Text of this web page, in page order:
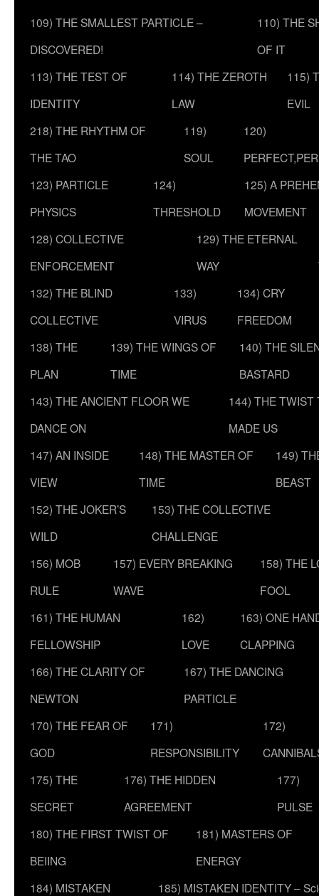
109) THE SMALLEST PARTICLE –
DISCOVERED!
110) THE
OF IT
113) THE TEST OF
IDENTITY
114) THE ZEROTH
LAW
115)
EVIL
218) THE RHYTHM OF
THE TAO
119)
SOUL
120)
123) PARTICLE
PHYSICS
124)
THRESHOLD
125) A
MOVEMENT
128) COLLECTIVE
ENFORCEMENT
129) THE ETERNAL
WAY
132) THE BLIND
COLLECTIVE
133)
VIRUS
134) CRY
FREEDOM
138) THE
PLAN
139) THE WINGS OF
TIME
140) THE
BASTARD
143) THE ANCIENT FLOOR WE
DANCE ON
144) THE TWIST
MADE US
147) AN INSIDE
VIEW
148) THE MASTER OF
TIME
149)
BEAST
152) THE JOKER’S
WILD
153) THE COLLECTIVE
CHALLENGE
156) MOB
RULE
157) EVERY BREAKING
WAVE
158) THE
FOOL
161) THE HUMAN
FELLOWSHIP
162)
LOVE
163) ONE
CLAPPING
166) THE CLARITY OF
NEWTON
167) THE DANCING
PARTICLE
170) THE FEAR OF
GOD
171)
RESPONSIBILITY
172)
175) THE
SECRET
176) THE HIDDEN
AGREEMENT
177)
PULSE
180) THE FIRST TWIST OF
BEIING
181) MASTERS OF
ENERGY
184) MISTAKEN
185) MISTAKEN IDENTITY –